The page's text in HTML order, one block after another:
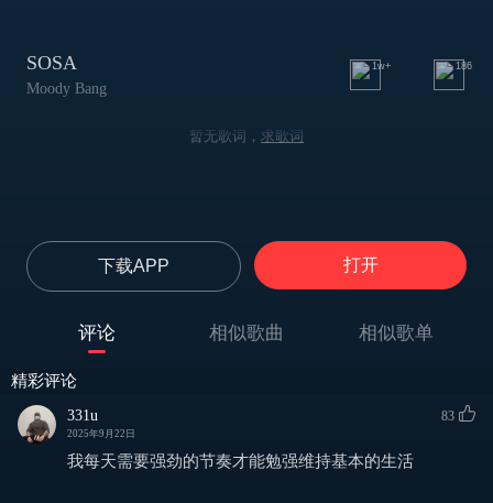
SOSA
Moody Bang
1w+ 186
暂无歌词， 求歌词
下载APP 打开
评论 相似歌曲 相似歌单
精彩评论
331u
2025年9月22日
83
我每天需要强劲的节奏才能勉强维持基本的生活